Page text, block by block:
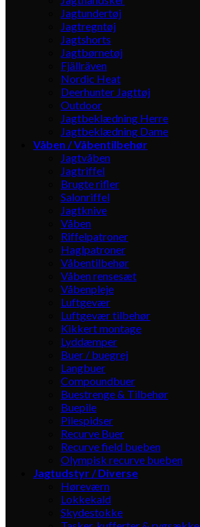
Jagtundertøj
Jagtregntøj
Jagtshorts
Jagtbørnetøj
Fjällräven
Nordic Heat
Deerhunter Jagttøj
Outdoor
Jagtbeklædning Herre
Jagtbeklædning Dame
Våben / Våbentilbehør
Jagtvåben
Jagtriffel
Brugte rifler
Salonriffel
Jagtknive
Våben
Riffelpatroner
Haglpatroner
Våbentilbehør
Våben rensesæt
Våbenpleje
Luftgevær
Luftgevær tilbehør
Kikkert montage
Lyddæmper
Buer / buegrej
Langbuer
Compoundbuer
Buestrenge & Tilbehør
Buepile
Pilespidser
Recurve Buer
Recurve field bueben
Olympisk recurve bueben
Jagtudstyr / Diverse
Høreværn
Lokkekald
Skydestokke